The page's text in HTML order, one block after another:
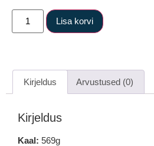
Lisa korvi
Kirjeldus Arvustused (0)
Kirjeldus
Kaal: 569g